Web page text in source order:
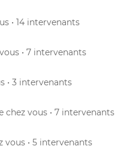
• 14 intervenants
• 7 intervenants
• 3 intervenants
chez vous • 7 intervenants
vous • 5 intervenants